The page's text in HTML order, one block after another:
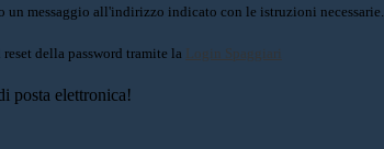
un messaggio all'indirizzo indicato con le istruzioni necessarie.
della password tramite la Login Spaggiari
posta elettronica!